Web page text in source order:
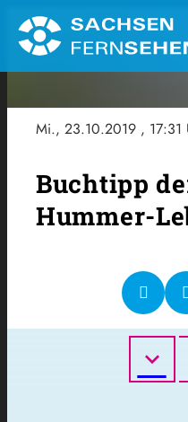
Mi., 23.10.2019 , 17:31
Buchtipp
Hummer-